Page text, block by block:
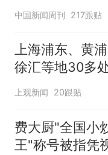
中国新闻周刊 217跟贴
上海浦东、黄浦
徐汇等地30多
在抢排
上观新闻 20跟贴
费大厨"全国小
王"称号被指凭